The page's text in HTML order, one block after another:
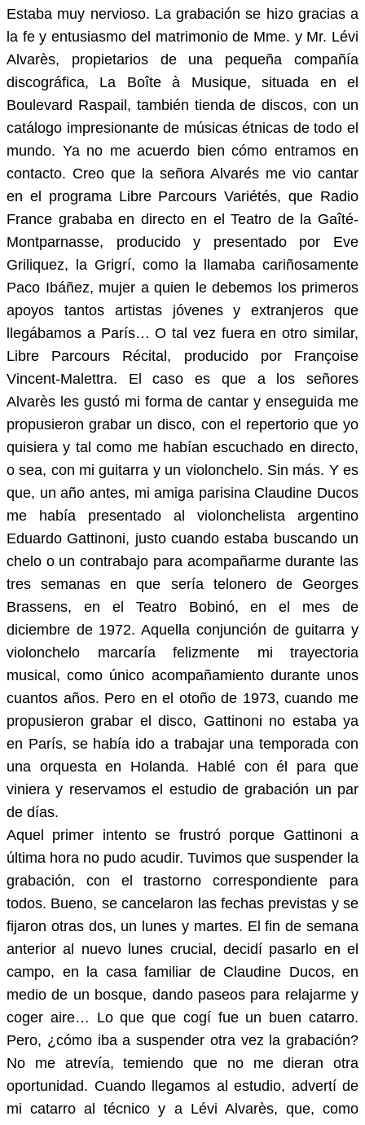
Estaba muy nervioso. La grabación se hizo gracias a
la fe y entusiasmo del matrimonio de Mme. y Mr. Lévi
Alvarès, propietarios de una pequeña compañía
discográfica, La Boîte à Musique, situada en el
Boulevard Raspail, también tienda de discos, con un
catálogo impresionante de músicas étnicas de todo el
mundo. Ya no me acuerdo bien cómo entramos en
contacto. Creo que la señora Alvarés me vio cantar
en el programa Libre Parcours Variétés, que Radio
France grababa en directo en el Teatro de la Gaîté-
Montparnasse, producido y presentado por Eve
Griliquez, la Grigrí, como la llamaba cariñosamente
Paco Ibáñez, mujer a quien le debemos los primeros
apoyos tantos artistas jóvenes y extranjeros que
llegábamos a París… O tal vez fuera en otro similar,
Libre Parcours Récital, producido por Françoise
Vincent-Malettra. El caso es que a los señores
Alvarès les gustó mi forma de cantar y enseguida me
propusieron grabar un disco, con el repertorio que yo
quisiera y tal como me habían escuchado en directo,
o sea, con mi guitarra y un violonchelo. Sin más. Y es
que, un año antes, mi amiga parisina Claudine Ducos
me había presentado al violonchelista argentino
Eduardo Gattinoni, justo cuando estaba buscando un
chelo o un contrabajo para acompañarme durante las
tres semanas en que sería telonero de Georges
Brassens, en el Teatro Bobinó, en el mes de
diciembre de 1972. Aquella conjunción de guitarra y
violonchelo marcaría felizmente mi trayectoria
musical, como único acompañamiento durante unos
cuantos años. Pero en el otoño de 1973, cuando me
propusieron grabar el disco, Gattinoni no estaba ya
en París, se había ido a trabajar una temporada con
una orquesta en Holanda. Hablé con él para que
viniera y reservamos el estudio de grabación un par
de días.
Aquel primer intento se frustró porque Gattinoni a
última hora no pudo acudir. Tuvimos que suspender la
grabación, con el trastorno correspondiente para
todos. Bueno, se cancelaron las fechas previstas y se
fijaron otras dos, un lunes y martes. El fin de semana
anterior al nuevo lunes crucial, decidí pasarlo en el
campo, en la casa familiar de Claudine Ducos, en
medio de un bosque, dando paseos para relajarme y
coger aire… Lo que que cogí fue un buen catarro.
Pero, ¿cómo iba a suspender otra vez la grabación?
No me atrevía, temiendo que no me dieran otra
oportunidad. Cuando llegamos al estudio, advertí de
mi catarro al técnico y a Lévi Alvarès, que, como